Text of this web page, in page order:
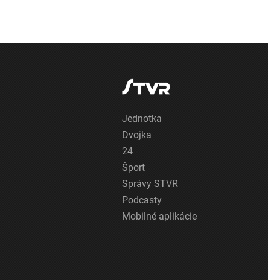
Jednotka
Dvojka
24
Šport
Správy STVR
Podcasty
Mobilné aplikácie